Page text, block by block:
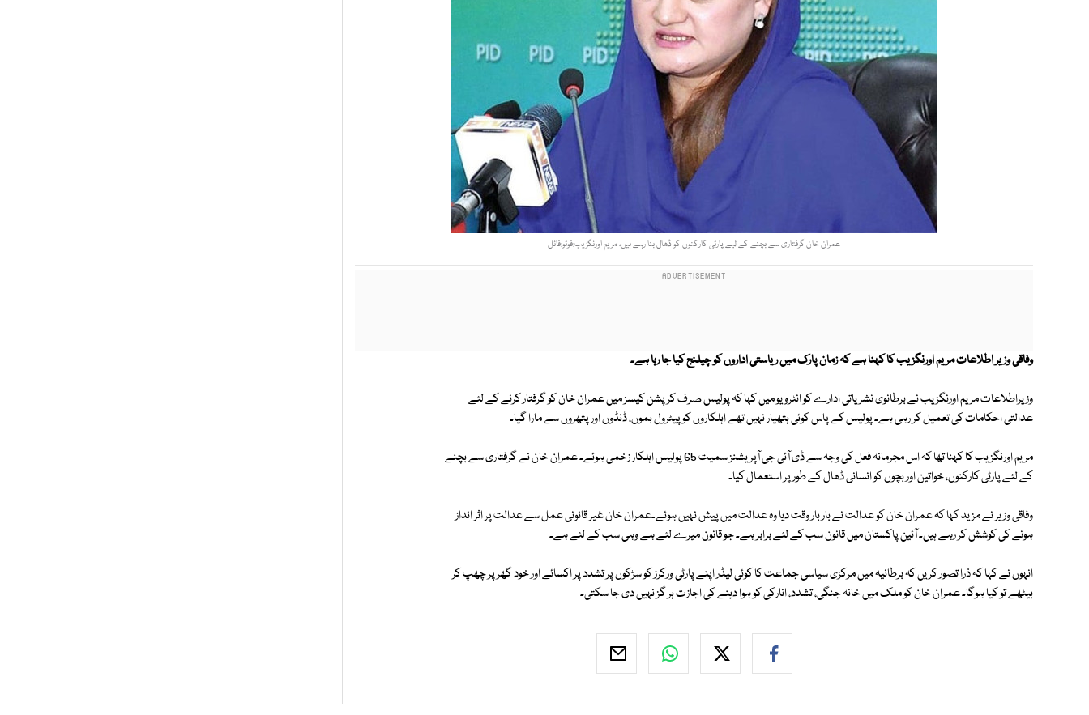
عمران خان گرفتاری سے بچنے کے لیے پارٹی کارکنوں کو ڈھال بنا رہے ہیں، مریم اورنگزیب:فوٹو:فائل
وفاقی وزیر اطلاعات مریم اورنگزیب کا کہنا ہے کہ زمان پارک میں ریاستی اداروں کو چیلنج کیا جا رہا ہے۔
وزیراطلاعات مریم اورنگزیب نے برطانوی نشریاتی ادارے کو انٹرویو میں کہا کہ پولیس صرف کرپشن کیسز میں عمران خان کو گرفتار کرنے کے لئے
عدالتی احکامات کی تعمیل کر رہی ہے۔ پولیس کے پاس کوئی ہتھیار نہیں تھے اہلکاروں کو پیٹرول بموں، ڈنڈوں اور پتھروں سے مارا گیا۔
مریم اورنگزیب کا کہنا تھا کہ اس مجرمانہ فعل کی وجہ سے ڈی آئی جی آپریشنز سمیت 65 پولیس اہلکار زخمی ہوئے۔ عمران خان نے گرفتاری سے بچنے
کے لئے پارٹی کارکنوں، خواتین اور بچوں کو انسانی ڈھال کے طور پر استعمال کیا۔
وفاقی وزیر نے مزید کہا کہ عمران خان کو عدالت نے بار بار وقت دیا وہ عدالت میں پیش نہیں ہوئے۔عمران خان غیر قانونی عمل سے عدالت پر اثر انداز
ہونے کی کوشش کر رہے ہیں۔ آئین پاکستان میں قانون سب کے لئے برابر ہے۔ جو قانون میرے لئے ہے وہی سب کے لئے ہے۔
انہوں نے کہا کہ ذرا تصور کریں کہ برطانیہ میں مرکزی سیاسی جماعت کا کوئی لیڈر اپنے پارٹی ورکرز کو سڑکوں پر تشدد پر اکسائے اور خود گھر پر چھپ کر
بیٹھے تو کیا ہوگا۔ عمران خان کو ملک میں خانہ جنگی، تشدد، انارکی کو ہوا دینے کی اجازت ہر گز نہیں دی جا سکتی۔